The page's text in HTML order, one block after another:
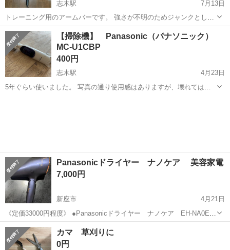
志木駅
7月13日
トレーニング用のアームバーです。 強さが不明のためジャンクとして
出品致します。 使用に伴う多少の傷があります。 中古品のため、
NC、NRにてご理解のあるお取引をお願いいたします。
埼玉 新座市 志木駅 美容家電 ジャンク
【掃除機】 Panasonic（パナソニック）
MC-U1CBP
400円
志木駅
4月23日
5年ぐらい使いました。 写真の通り使用感はありますが、壊れてはい
Panasonicドライヤー ナノケア 美容家電
7,000円
新座市
4月21日
《定価33000円程度》 ●Panasonicドライヤー ナノケア EH-NA0E●
少し焦げくさい時があるので、お安く出品しております。 所々、塗装
が剥がれている箇所あります。 神経質な方はご遠慮ください。
埼玉 新座市 美容家電
カマ 草刈りに
0円